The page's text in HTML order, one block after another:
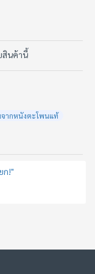
สินค้านี้
จากหนังตะโพนแท้
ก!"